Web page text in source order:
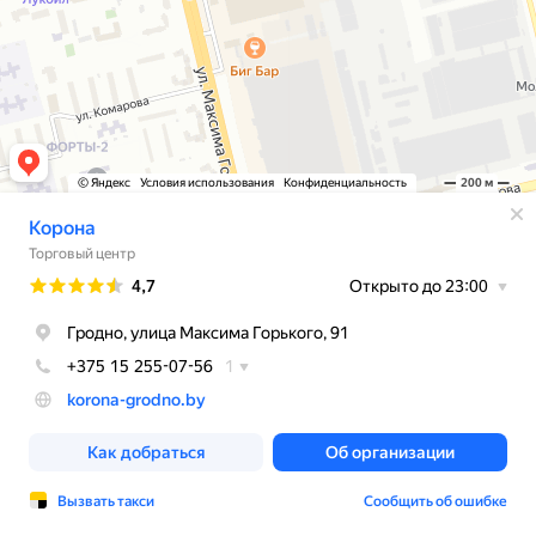
© Яндекс Условия использования Конфиденциальность 200 м
Корона
Торговый центр
Рейтинг
4,7 Открыто до 23:00
Гродно, улица Максима Горького, 91
+375 15 255-07-56
1
korona-grodno.by
Как добраться Об организации
Вызвать такси Сообщить об ошибке